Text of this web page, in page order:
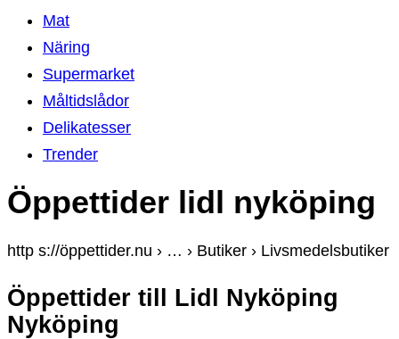
Mat
Näring
Supermarket
Måltidslådor
Delikatesser
Trender
Öppettider lidl nyköping
http s://öppettider.nu › … › Butiker › Livsmedelsbutiker
Öppettider till Lidl Nyköping
Nyköping